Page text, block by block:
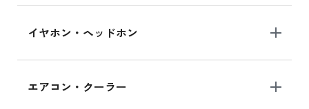
イヤホン・ヘッドホン
エアコン・クーラー